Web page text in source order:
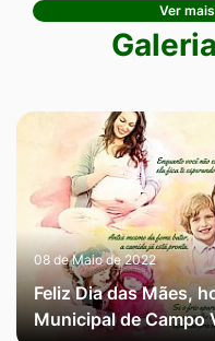
Ver
08 de Maio de 2022
Feliz Dia das Mães,
Municipal de Campo